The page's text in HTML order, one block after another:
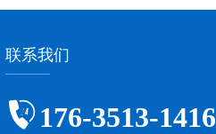
联系我们
176-3513-1416